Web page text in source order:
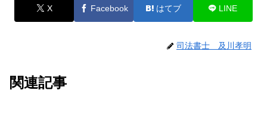
X Facebook はてブ LINE
司法書士 及川孝明
関連記事